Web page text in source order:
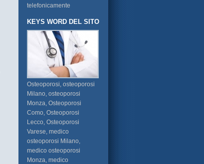
telefonicamente
KEYS WORD DEL SITO
Osteoporosi, osteoporosi
Milano, osteoporosi
Monza, Osteoporosi
Como, Osteoporosi
Lecco, Osteoporosi
Varese, medico
osteoporosi Milano,
medico osteoporosi
Monza, medico